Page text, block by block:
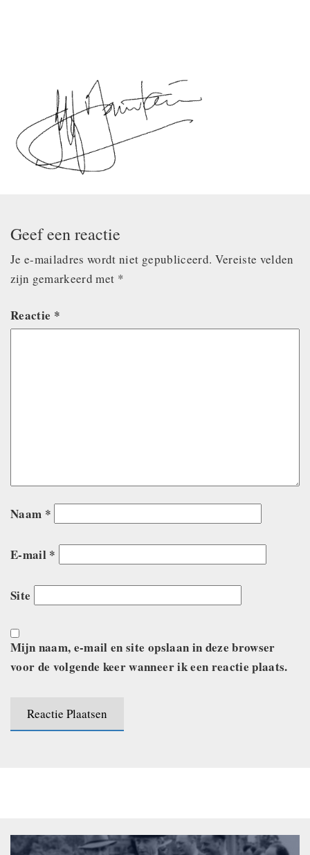
Geef een reactie
Je e-mailadres wordt niet gepubliceerd. Vereiste velden
zijn gemarkeerd met *
Reactie *
Naam *
E-mail *
Site
Mijn naam, e-mail en site opslaan in deze browser
voor de volgende keer wanneer ik een reactie plaats.